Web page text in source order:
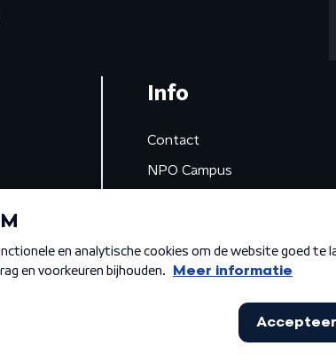
Info
Contact
NPO Campus
Privacybeleid